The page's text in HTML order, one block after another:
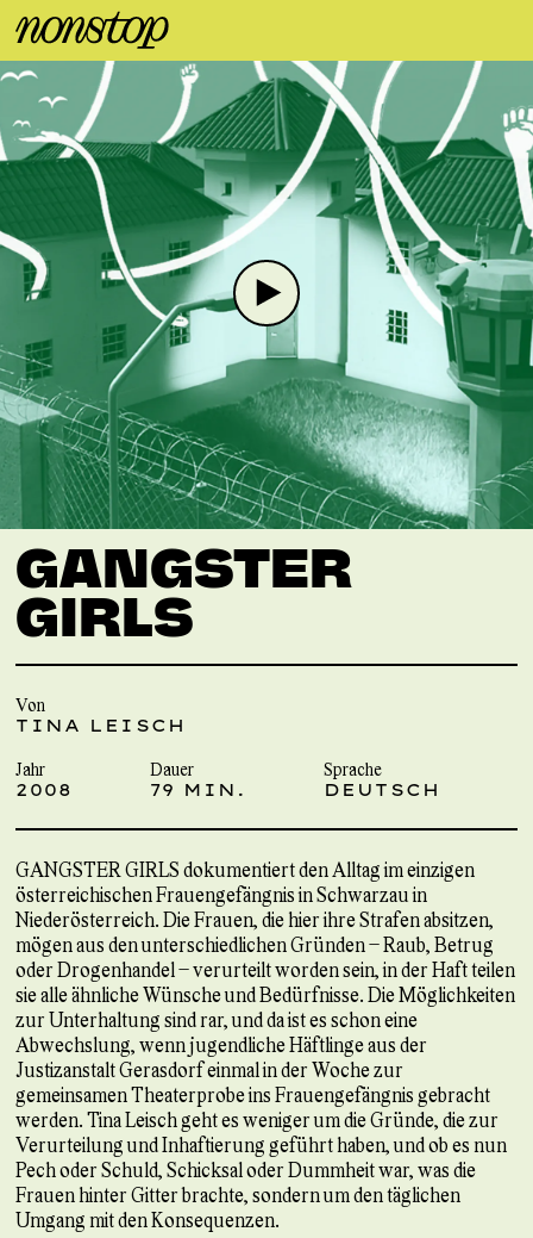
GANGSTER
GIRLS
Von
TINA LEISCH
Jahr
2008
Dauer
79 MIN.
Sprache
DEUTSCH
GANGSTER GIRLS dokumentiert den Alltag im einzigen
österreichischen Frauengefängnis in Schwarzau in
Niederösterreich. Die Frauen, die hier ihre Strafen absitzen,
mögen aus den unterschiedlichen Gründen – Raub, Betrug
oder Drogenhandel – verurteilt worden sein, in der Haft teilen
sie alle ähnliche Wünsche und Bedürfnisse. Die Möglichkeiten
zur Unterhaltung sind rar, und da ist es schon eine
Abwechslung, wenn jugendliche Häftlinge aus der
Justizanstalt Gerasdorf einmal in der Woche zur
gemeinsamen Theaterprobe ins Frauengefängnis gebracht
werden. Tina Leisch geht es weniger um die Gründe, die zur
Verurteilung und Inhaftierung geführt haben, und ob es nun
Pech oder Schuld, Schicksal oder Dummheit war, was die
Frauen hinter Gitter brachte, sondern um den täglichen
Umgang mit den Konsequenzen.